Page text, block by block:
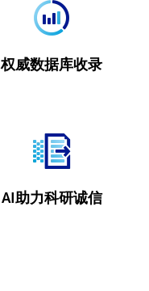
权威数据库收录
AI助力科研诚信